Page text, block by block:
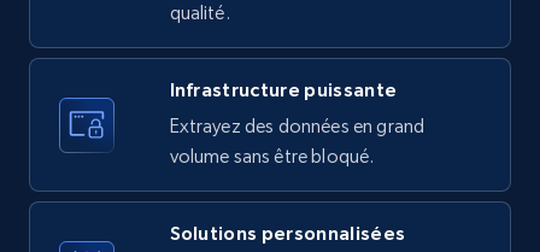
Amazon products search
Asin, URL, Name, Sponsored, Initial price, Final
price, Currency, Sold, and more.
181+ Essai gratuit
qualité.
Infrastructure puissante
Extrayez des données en grand
volume sans être bloqué.
Solutions personnalisées